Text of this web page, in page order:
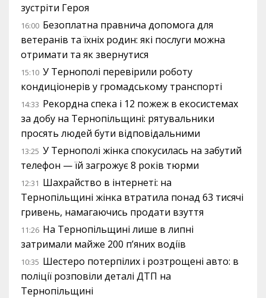
зустріти Героя
16:00 Безоплатна правнича допомога для
ветеранів та їхніх родин: які послуги можна
отримати та як звернутися
15:10 У Тернополі перевірили роботу
кондиціонерів у громадському транспорті
14:33 Рекордна спека і 12 пожеж в екосистемах
за добу на Тернопільщині: рятувальники
просять людей бути відповідальними
13:25 У Тернополі жінка спокусилась на забутий
телефон — їй загрожує 8 років тюрми
12:31 Шахрайство в інтернеті: на
Тернопільщині жінка втратила понад 63 тисячі
гривень, намагаючись продати взуття
11:26 На Тернопільщині лише в липні
затримали майже 200 п’яних водіїв
10:35 Шестеро потерпілих і розтрощені авто: в
поліції розповіли деталі ДТП на
Тернопільщині